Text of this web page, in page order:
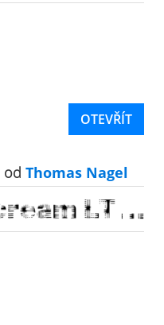
OTEVŘÍT
od Thomas Nagel